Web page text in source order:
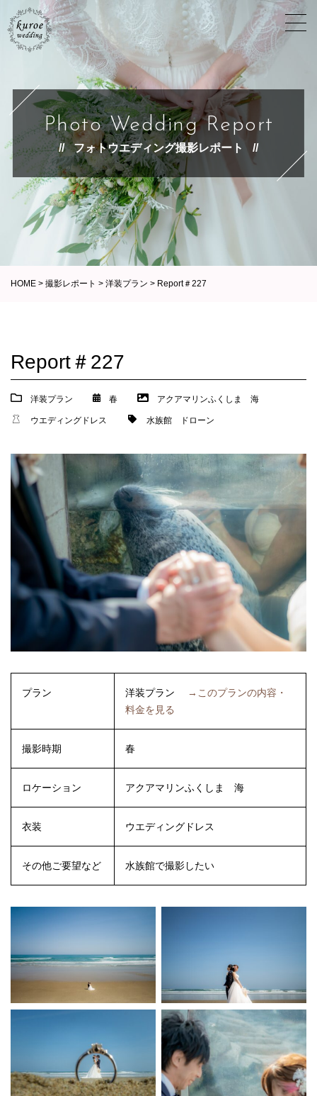
Photo Wedding Report
フォトウエディング撮影レポート
HOME > 撮影レポート > 洋装プラン > Report＃227
Report＃227
洋装プラン 春 アクアマリンふくしま 海
ウエディングドレス 水族館 ドローン
プラン 洋装プラン
→このプランの内容・
料金を見る
撮影時期 春
ロケーション アクアマリンふくしま 海
衣装 ウエディングドレス
その他ご要望など 水族館で撮影したい